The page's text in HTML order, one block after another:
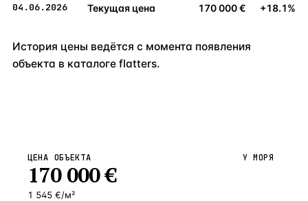
04.06.2026 Текущая цена 170 000 € +18.1%
История цены ведётся с момента появления
объекта в каталоге flatters.
ЦЕНА ОБЪЕКТА
170 000€
1 545 €/м²
У МОРЯ